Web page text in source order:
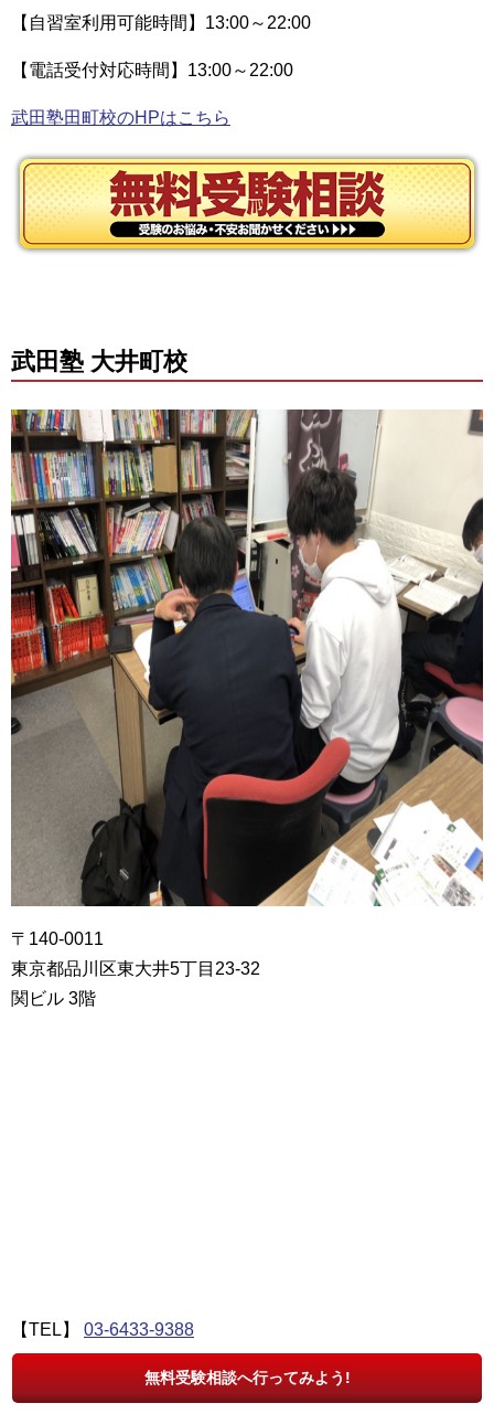
【自習室利用可能時間】13:00～22:00
【電話受付対応時間】13:00～22:00
武田塾田町校のHPはこちら
武田塾 大井町校
〒140-0011
東京都品川区東大井5丁目23-32
関ビル 3階
【TEL】 03-6433-9388
【メール】oimachi@takeda.tv無料受験相談へ行ってみよう!